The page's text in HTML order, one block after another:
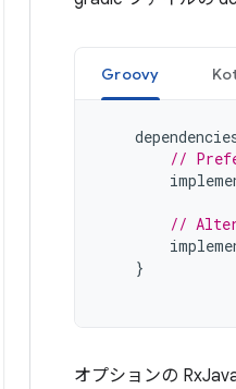
Groovy
//
//
}
オプションの